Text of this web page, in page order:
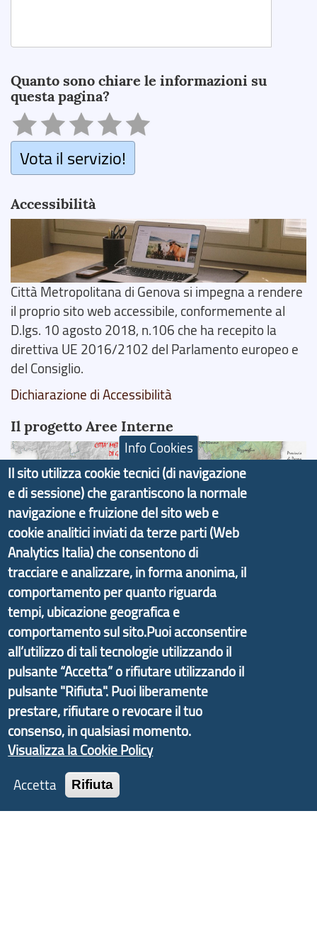
Quanto sono chiare le informazioni su
questa pagina?
Vota il servizio!
Accessibilità
Città Metropolitana di Genova si impegna a rendere
il proprio sito web accessibile, conformemente al
D.lgs. 10 agosto 2018, n.106 che ha recepito la
direttiva UE 2016/2102 del Parlamento europeo e
del Consiglio.
Dichiarazione di Accessibilità
Il progetto Aree Interne
Il portale di marketing territoriale e sviluppo locale
di Genova Città Metropolitana si è sviluppato a
partire dal progetto nazionale Aree Interne
promosso dal Dipartimento per lo Sviluppo
Economico e finalizzato al rilancio socio-economico
delle valli dell’entroterra. In particolare fornisce
informazioni ed aggiornamenti sullaStrategia
d'Area Antola-Tigullio, in collaborazione con Regione
Liguria ed ANCI Liguria.
Copyright © 2017 Città metropolitana di Genova |
CF: 80007350103
Tecnologie e Accessibilità
Info Cookies
Il sito utilizza cookie tecnici (di navigazione
e di sessione) che garantiscono la normale
navigazione e fruizione del sito web e
cookie analitici inviati da terze parti (Web
Analytics Italia) che consentono di
tracciare e analizzare, in forma anonima, il
comportamento per quanto riguarda
tempi, ubicazione geografica e
comportamento sul sito.Puoi acconsentire
all’utilizzo di tali tecnologie utilizzando il
pulsante “Accetta” o rifiutare utilizzando il
pulsante "Rifiuta". Puoi liberamente
prestare, rifiutare o revocare il tuo
consenso, in qualsiasi momento.
Visualizza la Cookie Policy
Accetta
Rifiuta